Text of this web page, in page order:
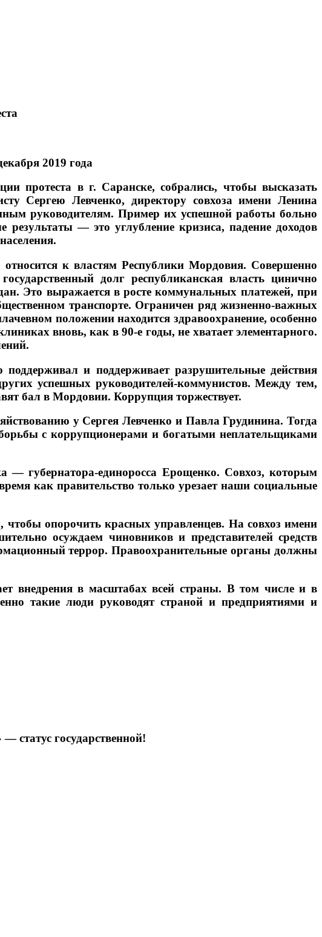
2019 года
протеста в г. Саранске, собрались, чтобы высказать
Сергею Левченко, директору совхоза имени Ленина
руководителям. Пример их успешной работы больно
результаты — это углубление кризиса, падение доходов
к властям Республики Мордовия. Совершенно
долг республиканская власть цинично
Это выражается в росте коммунальных платежей, при
транспорте. Ограничен ряд жизненно-важных
положении находится здравоохранение, особенно
вновь, как в 90-е годы, не хватает элементарного.
поддерживал и поддерживает разрушительные действия
успешных руководителей-коммунистов. Между тем,
бал в Мордовии. Коррупция торжествует.
у Сергея Левченко и Павла Грудинина. Тогда
с коррупционерами и богатыми неплательщиками
— губернатора-единоросса Ерощенко. Совхоз, которым
как правительство только урезает наши социальные
опорочить красных управленцев. На совхоз имени
осуждаем чиновников и представителей средств
террор. Правоохранительные органы должны
внедрения в масштабах всей страны. В том числе и в
такие люди руководят страной и предприятиями и
статус государственной!